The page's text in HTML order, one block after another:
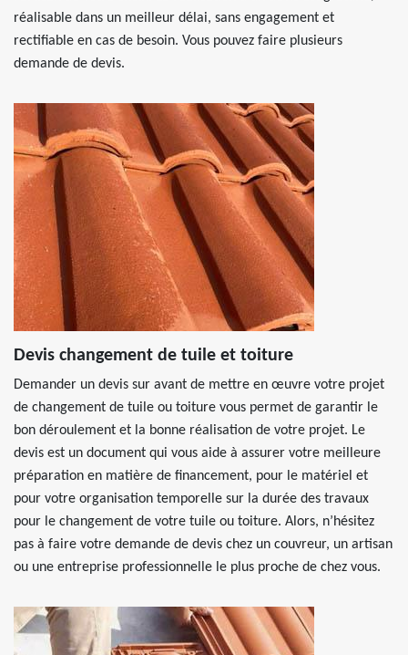
réalisable dans un meilleur délai, sans engagement et
rectifiable en cas de besoin. Vous pouvez faire plusieurs
demande de devis.
Devis changement de tuile et toiture
Demander un devis sur avant de mettre en œuvre votre projet
de changement de tuile ou toiture vous permet de garantir le
bon déroulement et la bonne réalisation de votre projet. Le
devis est un document qui vous aide à assurer votre meilleure
préparation en matière de financement, pour le matériel et
pour votre organisation temporelle sur la durée des travaux
pour le changement de votre tuile ou toiture. Alors, n’hésitez
pas à faire votre demande de devis chez un couvreur, un artisan
ou une entreprise professionnelle le plus proche de chez vous.